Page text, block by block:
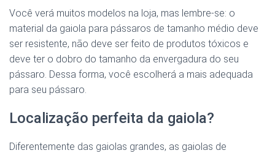
Você verá muitos modelos na loja, mas lembre-se: o
material da gaiola para pássaros de tamanho médio deve
ser resistente, não deve ser feito de produtos tóxicos e
deve ter o dobro do tamanho da envergadura do seu
pássaro. Dessa forma, você escolherá a mais adequada
para seu pássaro.
Localização perfeita da gaiola?
Diferentemente das gaiolas grandes, as gaiolas de